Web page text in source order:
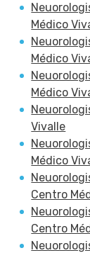
Médico
Médico
Médico
Vivalle
Médico
Centro
Centro